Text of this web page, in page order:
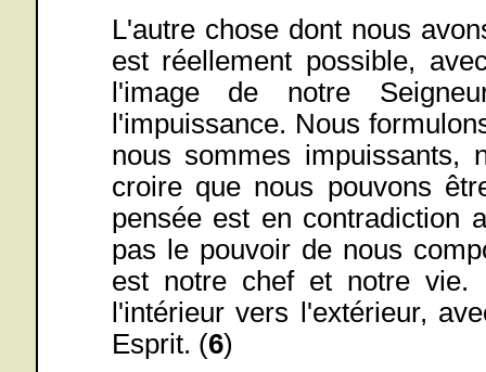
L'autre chose dont nous
est réellement possible,
l'image de notre
l'impuissance. Nous
nous sommes impuissants,
croire que nous pouvons
pensée est en contradiction
pas le pouvoir de nous
est notre chef et notre
l'intérieur vers l'extérieur,
Esprit. (6)